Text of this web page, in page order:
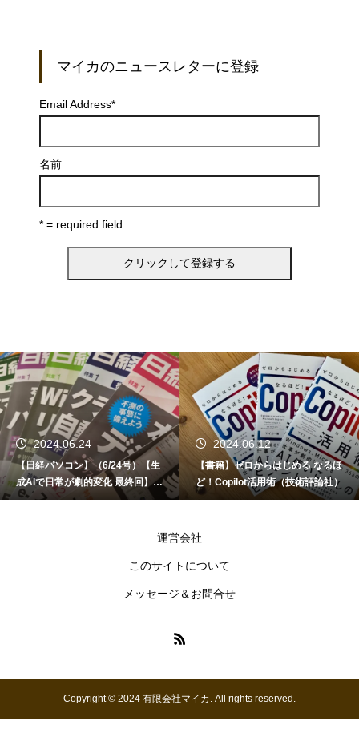
マイカのニュースレターに登録
Email Address*
名前
* = required field
2024.06.24
【日経パソコン】（6/24号）【生
成AIで日常が劇的変化 最終回】 A
I時代のアプリケーション／サービ
2024.06.12
【書籍】ゼロからはじめる なるほ
ど！Copilot活用術（技術評論社）
運営会社
このサイトについて
メッセージ＆お問合せ
Copyright © 2024 有限会社マイカ. All rights reserved.